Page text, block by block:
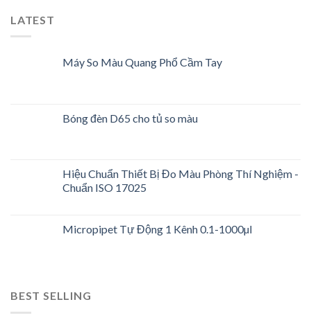
LATEST
Máy So Màu Quang Phổ Cầm Tay
Bóng đèn D65 cho tủ so màu
Hiệu Chuẩn Thiết Bị Đo Màu Phòng Thí Nghiệm -
Chuẩn ISO 17025
Micropipet Tự Động 1 Kênh 0.1-1000µl
BEST SELLING